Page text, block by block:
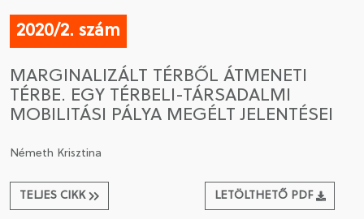
2020/2. szám
MARGINALIZÁLT TÉRBŐL ÁTMENETI
TÉRBE. EGY TÉRBELI-TÁRSADALMI
MOBILITÁSI PÁLYA MEGÉLT JELENTÉSEI
Németh Krisztina
TELJES CIKK LETÖLTHETŐ PDF